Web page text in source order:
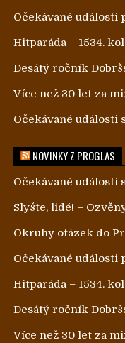
Očekávané události
Hitparáda – 1534.
Desátý ročník
Více než 30 let za
Očekávané události
NOVINKY Z PROGLAS
Očekávané události
Slyšte, lidé! –
Okruhy otázek do
Očekávané události
Hitparáda – 1534.
Desátý ročník
Více než 30 let za